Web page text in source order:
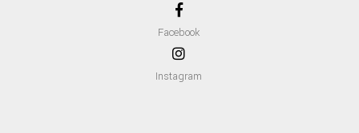
Facebook
Instagram